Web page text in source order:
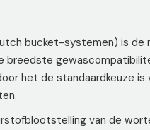
bucket-systemen) is
breedste
het de standaardkeuze
van de